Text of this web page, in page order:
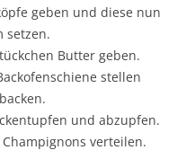
geben und diese nun
setzen.
Butter geben.
stellen
und abzupfen.
verteilen.